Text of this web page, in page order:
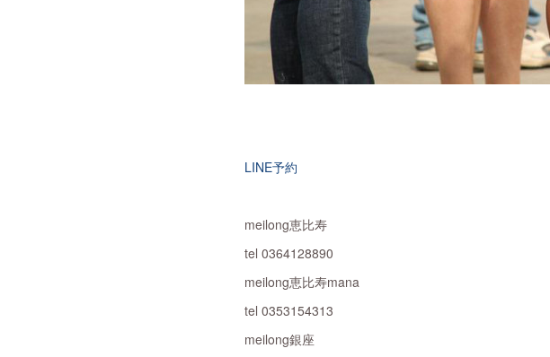
LINE予約
meilong恵比寿
tel 0364128890
meilong恵比寿mana
tel 0353154313
meilong銀座